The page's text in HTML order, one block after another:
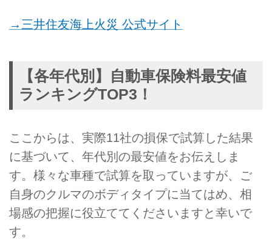
→三井住友海上火災 公式サイト
【各年代別】自動車保険料最安値
ランキングTOP3！
ここからは、実際11社の損保で試算した結果
に基づいて、年代別の最安値をお伝えしま
す。様々な車種で試算を取っていますが、ご
自身のクルマのボディタイプに当てはめ、相
場感の把握に役立ててくださいますと幸いで
す。